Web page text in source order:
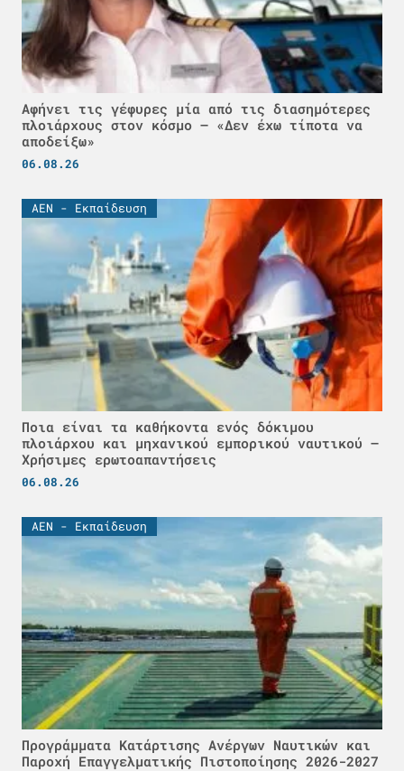
Αφήνει τις γέφυρες μία από τις διασημότερες
πλοιάρχους στον κόσμο – «Δεν έχω τίποτα να
αποδείξω»
06.08.26
ΑΕΝ - Εκπαίδευση
Ποια είναι τα καθήκοντα ενός δόκιμου
πλοιάρχου και μηχανικού εμπορικού ναυτικού –
Χρήσιμες ερωτοαπαντήσεις
06.08.26
ΑΕΝ - Εκπαίδευση
Προγράμματα Κατάρτισης Ανέργων Ναυτικών και
Παροχή Επαγγελματικής Πιστοποίησης 2026-2027